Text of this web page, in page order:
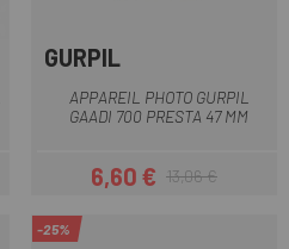
GURPIL
APPAREIL PHOTO GURPIL
GAADI 700 PRESTA 47 MM
Prix
6,60 €Prix habituel
13,06 €
-25%